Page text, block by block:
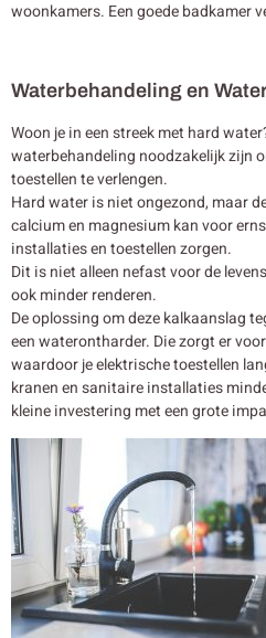
woonkamers. Een goede badkamer
Waterbehandeling en
Woon je in een streek met hard
waterbehandeling noodzakelijk zijn
toestellen te verlengen.
Hard water is niet ongezond, maar
calcium en magnesium kan voor
installaties en toestellen zorgen.
Dit is niet alleen nefast voor de
ook minder renderen.
De oplossing om deze kalkaanslag
een waterontharder. Die zorgt er
waardoor je elektrische toestellen
kranen en sanitaire installaties
kleine investering met een grote